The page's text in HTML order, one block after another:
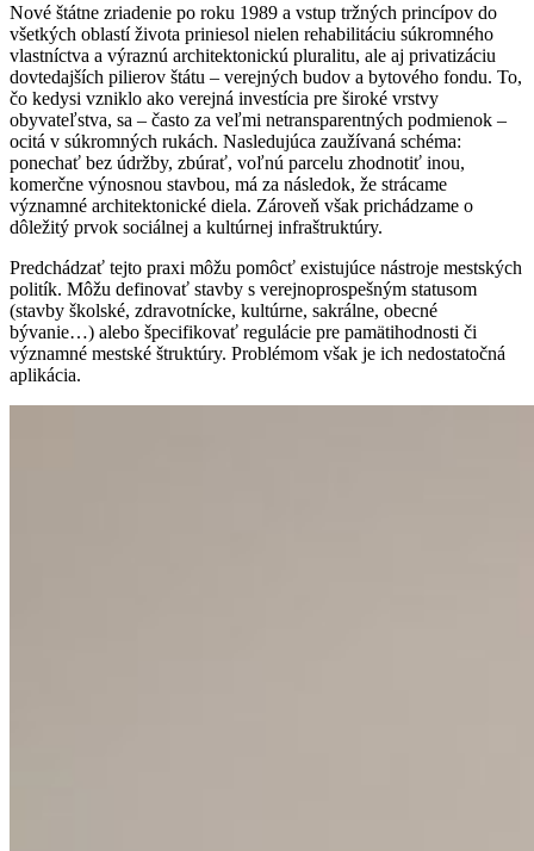
Nové štátne zriadenie po roku 1989 a vstup tržných princípov do
všetkých oblastí života priniesol nielen rehabilitáciu súkromného
vlastníctva a výraznú architektonickú pluralitu, ale aj privatizáciu
dovtedajších pilierov štátu – verejných budov a bytového fondu. To,
čo kedysi vzniklo ako verejná investícia pre široké vrstvy
obyvateľstva, sa – často za veľmi netransparentných podmienok –
ocitá v súkromných rukách. Nasledujúca zaužívaná schéma:
ponechať bez údržby, zbúrať, voľnú parcelu zhodnotiť inou,
komerčne výnosnou stavbou, má za následok, že strácame
významné architektonické diela. Zároveň však prichádzame o
dôležitý prvok sociálnej a kultúrnej infraštruktúry.
Predchádzať tejto praxi môžu pomôcť existujúce nástroje mestských
politík. Môžu definovať stavby s verejnoprospešným statusom
(stavby školské, zdravotnícke, kultúrne, sakrálne, obecné
bývanie…) alebo špecifikovať regulácie pre pamätihodnosti či
významné mestské štruktúry. Problémom však je ich nedostatočná
aplikácia.